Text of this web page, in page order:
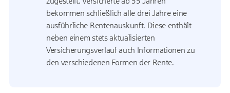
bekommen schließlich alle drei Jahre eine
ausführliche Rentenauskunft. Diese enthält
neben einem stets aktualisierten
Versicherungsverlauf auch Informationen zu
den verschiedenen Formen der Rente.